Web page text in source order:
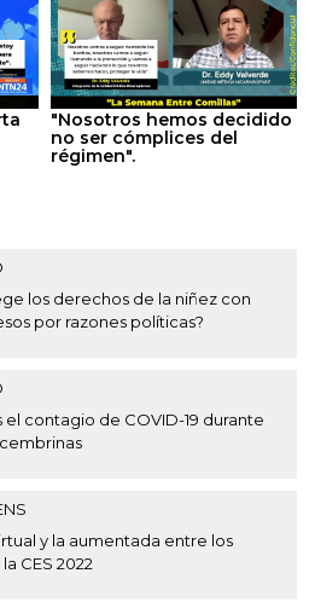
"Nosotros hemos decidido
no ser cómplices del
régimen".
los derechos de la niñez con
por razones políticas?
el contagio de COVID-19 durante
y la aumentada entre los
CES 2022